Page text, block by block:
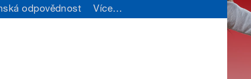
odpovědnost Více…